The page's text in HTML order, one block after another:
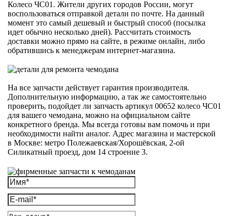
Колесо ЧС01. Жители других городов России, могут
воспользоваться отправкой детали по почте. На данный
момент это самый дешевый и быстрый способ (посылка
идет обычно несколько дней). Рассчитать стоимость
доставки можно прямо на сайте, в режиме онлайн, либо
обратившись к менеджерам интернет-магазина.
На все запчасти действует гарантия производителя.
Дополнительную информацию, а так же самостоятельно
проверить, подойдет ли запчасть артикул 00652 колесо ЧС01
для вашего чемодана, можно на официальном сайте
конкретного бренда. Мы всегда готовы вам помочь и при
необходимости найти аналог. Адрес магазина и мастерской
в Москве: метро Полежаевская/Хорошёвская, 2-ой
Силикатный проезд, дом 14 строение 3.